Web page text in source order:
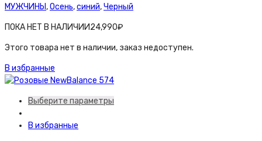
МУЖЧИНЫ ,Осень,синий,Черный
ПОКА НЕТ В НАЛИЧИИ24,990₽
Этого товара нет в наличии, заказ недоступен.
В избранные
Выберите параметры
В избранные